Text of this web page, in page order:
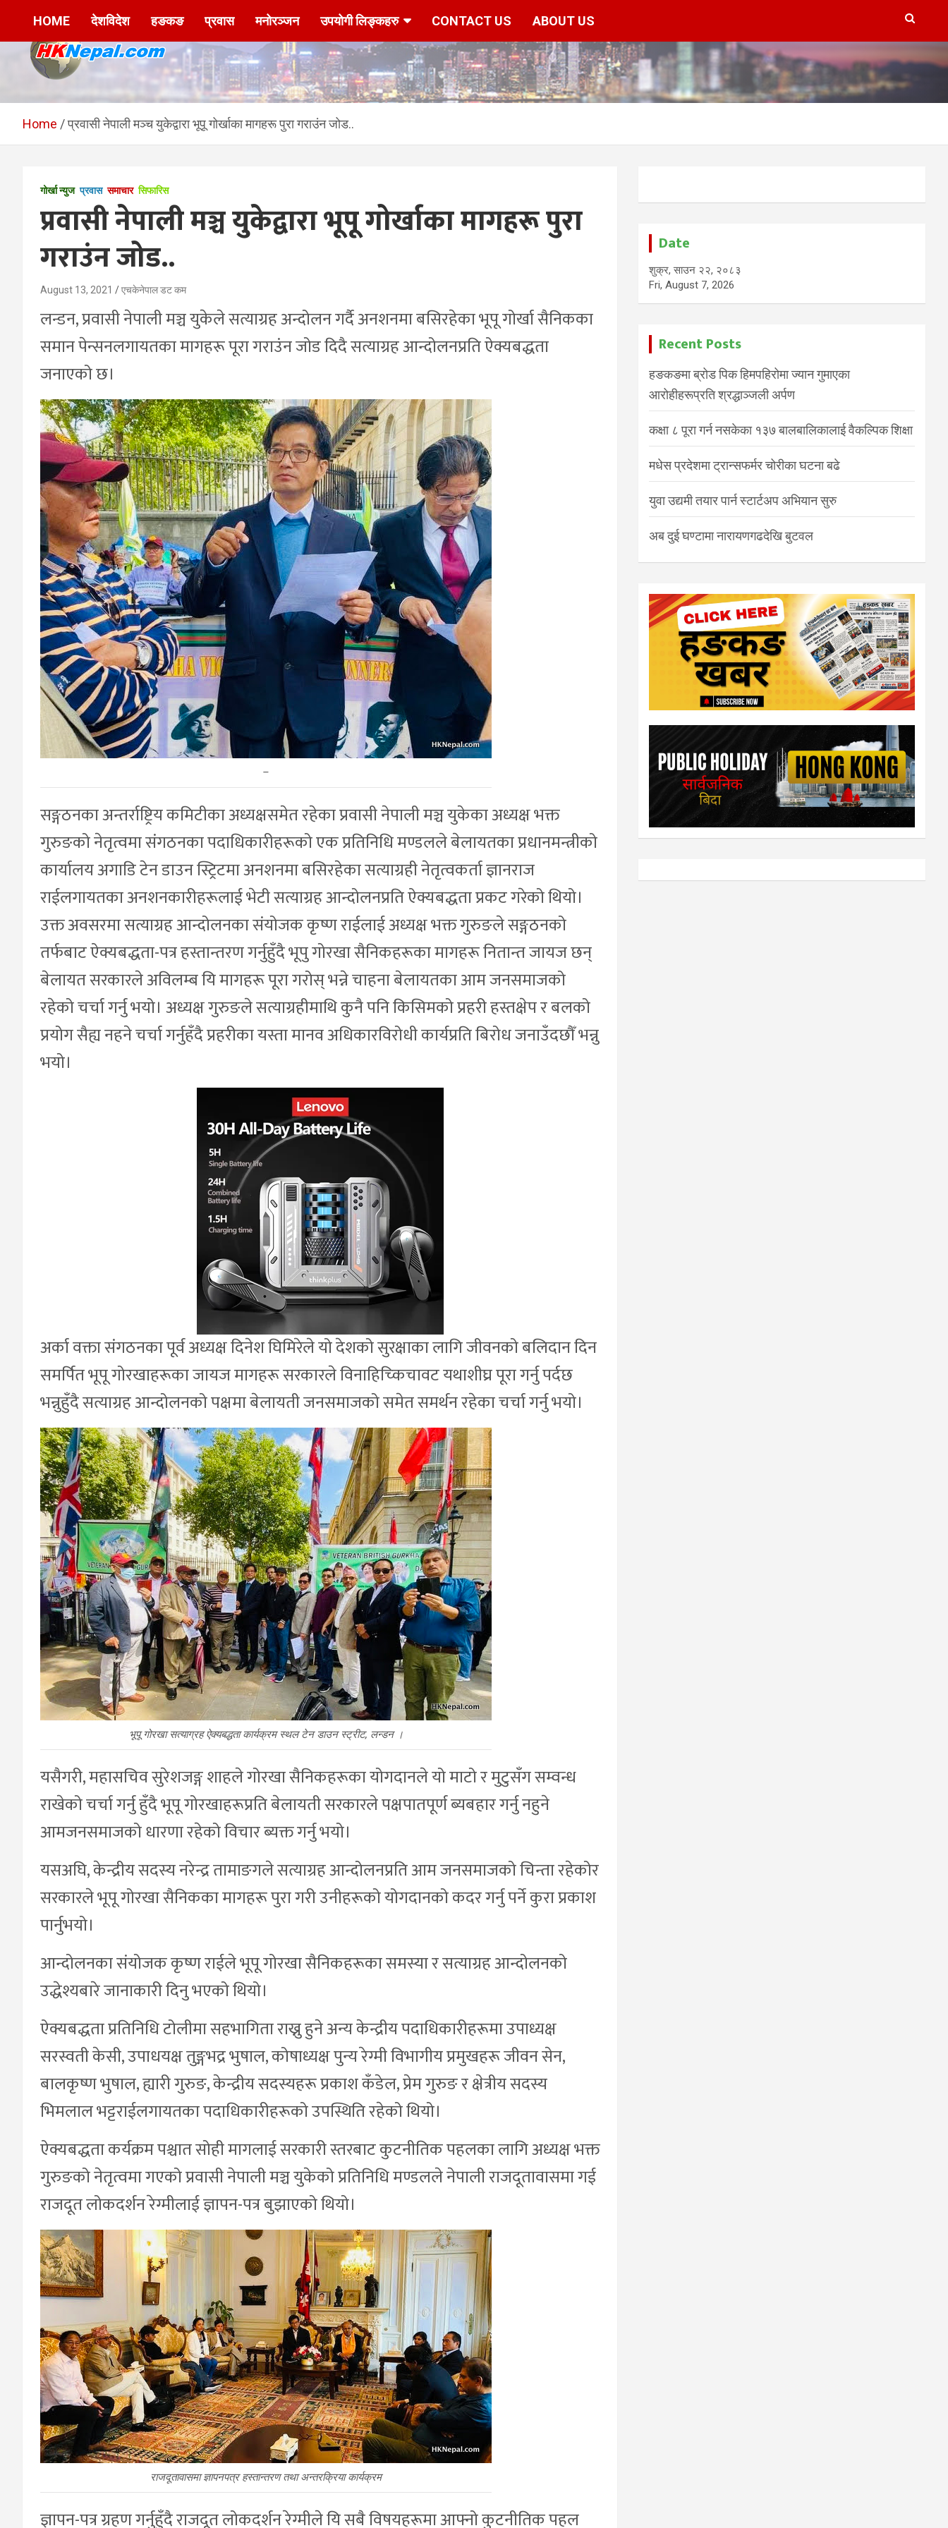
HKNepal.com –
हङकङबाट सञ्चालित पहिलो
नेपाली अनलाईन पत्रिका
hknepal, hknepal.com, hk nepal, hk nepal com
HOME देशविदेश हङकङ प्रवास मनोरञ्जन उपयोगी लिङ्कहरु CONTACT US ABOUT US
Home प्रवासी नेपाली मञ्च युकेद्वारा भूपू गोर्खाका मागहरू पुरा गराउंन जोड..
गोर्खा न्युज प्रवास समाचार सिफारिस
प्रवासी नेपाली मञ्च युकेद्वारा भूपू गोर्खाका मागहरू पुरा
गराउंन जोड..
August 13, 2021 एचकेनेपाल डट कम
लन्डन, प्रवासी नेपाली मञ्च युकेले सत्याग्रह अन्दोलन गर्दै अनशनमा बसिरहेका भूपू गोर्खा सैनिकका
समान पेन्सनलगायतका मागहरू पूरा गराउंन जोड दिदै सत्याग्रह आन्दोलनप्रति ऐक्यबद्धता
जनाएको छ।
–
सङ्गठनका अन्तर्राष्ट्रिय कमिटीका अध्यक्षसमेत रहेका प्रवासी नेपाली मञ्च युकेका अध्यक्ष भक्त
गुरुङको नेतृत्वमा संगठनका पदाधिकारीहरूको एक प्रतिनिधि मण्डलले बेलायतका प्रधानमन्त्रीको
कार्यालय अगाडि टेन डाउन स्ट्रिटमा अनशनमा बसिरहेका सत्याग्रही नेतृत्वकर्ता ज्ञानराज
राईलगायतका अनशनकारीहरूलाई भेटी सत्याग्रह आन्दोलनप्रति ऐक्यबद्धता प्रकट गरेको थियो।
उक्त अवसरमा सत्याग्रह आन्दोलनका संयोजक कृष्ण राईलाई अध्यक्ष भक्त गुरुङले सङ्गठनको
तर्फबाट ऐक्यबद्धता-पत्र हस्तान्तरण गर्नुहुँदै भूपु गोरखा सैनिकहरूका मागहरू नितान्त जायज छन्
बेलायत सरकारले अविलम्ब यि मागहरू पूरा गरोस् भन्ने चाहना बेलायतका आम जनसमाजको
रहेको चर्चा गर्नु भयो। अध्यक्ष गुरुङले सत्याग्रहीमाथि कुनै पनि किसिमको प्रहरी हस्तक्षेप र बलको
प्रयोग सैह्य नहने चर्चा गर्नुहँदै प्रहरीका यस्ता मानव अधिकारविरोधी कार्यप्रति बिरोध जनाउँदछौँ भन्नु
भयो।
अर्का वक्ता संगठनका पूर्व अध्यक्ष दिनेश घिमिरेले यो देशको सुरक्षाका लागि जीवनको बलिदान दिन
समर्पित भूपू गोरखाहरूका जायज मागहरू सरकारले विनाहिच्किचावट यथाशीघ्र पूरा गर्नु पर्दछ
भन्नुहुँदै सत्याग्रह आन्दोलनको पक्षमा बेलायती जनसमाजको समेत समर्थन रहेका चर्चा गर्नु भयो।
भूपू गोरखा सत्याग्रह ऐक्यबद्धता कार्यक्रम स्थल टेन डाउन स्ट्रीट, लन्डन ।
यसैगरी, महासचिव सुरेशजङ्ग शाहले गोरखा सैनिकहरूका योगदानले यो माटो र मुटुसँग सम्वन्ध
राखेको चर्चा गर्नु हुँदै भूपू गोरखाहरूप्रति बेलायती सरकारले पक्षपातपूर्ण ब्यबहार गर्नु नहुने
आमजनसमाजको धारणा रहेको विचार ब्यक्त गर्नु भयो।
यसअघि, केन्द्रीय सदस्य नरेन्द्र तामाङगले सत्याग्रह आन्दोलनप्रति आम जनसमाजको चिन्ता रहेकोर
सरकारले भूपू गोरखा सैनिकका मागहरू पुरा गरी उनीहरूको योगदानको कदर गर्नु पर्ने कुरा प्रकाश
पार्नुभयो।
आन्दोलनका संयोजक कृष्ण राईले भूपू गोरखा सैनिकहरूका समस्या र सत्याग्रह आन्दोलनको
उद्धेश्यबारे जानाकारी दिनु भएको थियो।
ऐक्यबद्धता प्रतिनिधि टोलीमा सहभागिता राख्नु हुने अन्य केन्द्रीय पदाधिकारीहरूमा उपाध्यक्ष
सरस्वती केसी, उपाधयक्ष तुङ्गभद्र भुषाल, कोषाध्यक्ष पुन्य रेग्मी विभागीय प्रमुखहरू जीवन सेन,
बालकृष्ण भुषाल, ह्यारी गुरुङ, केन्द्रीय सदस्यहरू प्रकाश कँडेल, प्रेम गुरुङ र क्षेत्रीय सदस्य
भिमलाल भट्टराईलगायतका पदाधिकारीहरूको उपस्थिति रहेको थियो।
ऐक्यबद्धता कर्यक्रम पश्चात सोही मागलाई सरकारी स्तरबाट कुटनीतिक पहलका लागि अध्यक्ष भक्त
गुरुङको नेतृत्वमा गएको प्रवासी नेपाली मञ्च युकेको प्रतिनिधि मण्डलले नेपाली राजदूतावासमा गई
राजदूत लोकदर्शन रेग्मीलाई ज्ञापन-पत्र बुझाएको थियो।
राजदूतावासमा ज्ञापनपत्र हस्तान्तरण तथा अन्तरक्रिया कार्यक्रम
ज्ञापन-पत्र ग्रहण गर्नुहुँदै राजदूत लोकदर्शन रेग्मीले यि सबै विषयहरूमा आफ्नो कुटनीतिक पहल
Date
शुक्र, साउन २२, २०८३
Fri, August 7, 2026
Recent Posts
हङकङमा ब्रोड पिक हिमपहिरोमा ज्यान गुमाएका
आरोहीहरूप्रति श्रद्धाञ्जली अर्पण
कक्षा ८ पूरा गर्न नसकेका १३७ बालबालिकालाई वैकल्पिक शिक्षा
मधेस प्रदेशमा ट्रान्सफर्मर चोरीका घटना बढे
युवा उद्यमी तयार पार्न स्टार्टअप अभियान सुरु
अब दुई घण्टामा नारायणगढदेखि बुटवल